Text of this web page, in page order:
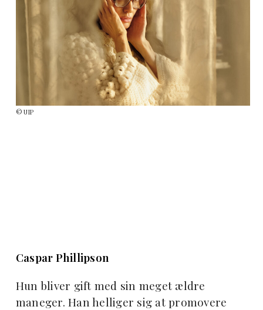
© UIP
Caspar Phillipson
Hun bliver gift med sin meget ældre
maneger. Han helliger sig at promovere